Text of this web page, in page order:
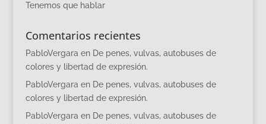
Tenemos que hablar
Comentarios recientes
PabloVergara en De penes, vulvas, autobuses de
colores y libertad de expresión.
PabloVergara en De penes, vulvas, autobuses de
colores y libertad de expresión.
PabloVergara en De penes, vulvas, autobuses de